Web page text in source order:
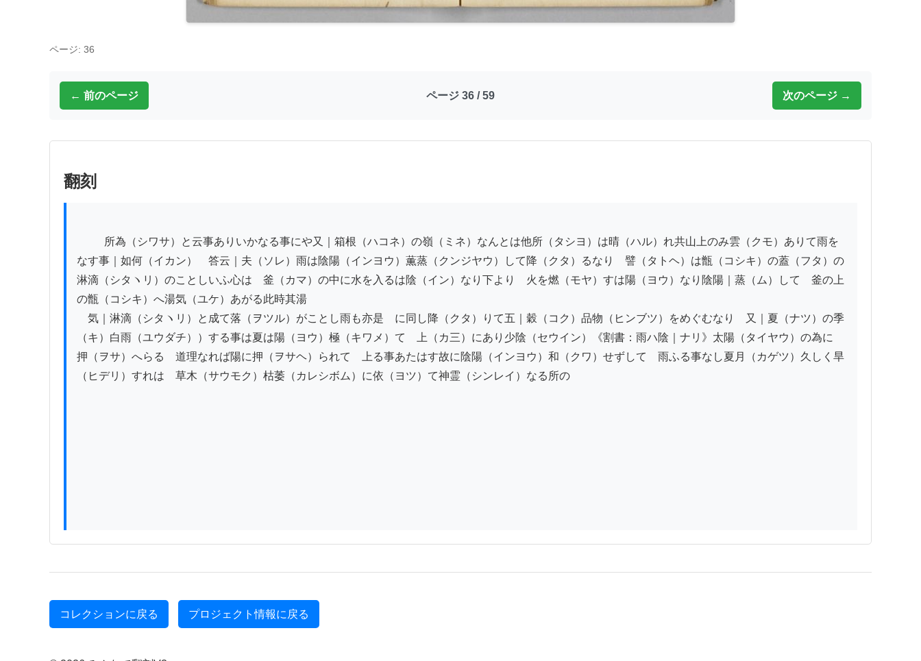
ページ: 36
← 前のページ ページ 36 / 59 次のページ →
翻刻
なす事｜如何（イカン）　答云｜夫（ソレ）雨は陰陽（インヨウ）薫蒸（クンジヤウ）して降（クタ）るなり　譬（タトヘ）は甑（コシキ）の蓋（フタ）の
淋滴（シタヽリ）のことしいふ心は　釜（カマ）の中に水を入るは陰（イン）なり下より　火を燃（モヤ）すは陽（ヨウ）なり陰陽｜蒸（ム）して　釜の上
の甑（コシキ）へ湯気（ユケ）あがる此時其湯
気｜淋滴（シタヽリ）と成て落（ヲツル）がことし雨も亦是　に同し降（クタ）りて五｜穀（コク）品物（ヒンブツ）をめぐむなり　又｜夏（ナツ）の季
（キ）白雨（ユウダチ））する事は夏は陽（ヨウ）極（キワメ）て　上（カ三）にあり少陰（セウイン）《割書：雨ハ陰｜ナリ》太陽（タイヤウ）の為に
押（ヲサ）へらるゝ道理なれば陽に押（ヲサヘ）られて　上る事あたはす故に陰陽（インヨウ）和（クワ）せずして　雨ふる事なし夏月（カゲツ）久しく旱
（ヒデリ）すれは　草木（サウモク）枯萎（カレシボム）に依（ヨツ）て神霊（シンレイ）なる所の
コレクションに戻る プロジェクト情報に戻る